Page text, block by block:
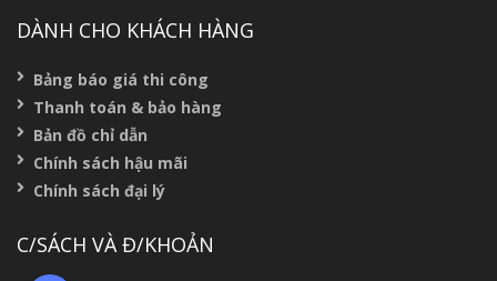
DÀNH CHO KHÁCH HÀNG
Bảng báo giá thi công
Thanh toán & bảo hàng
Bản đồ chỉ dẫn
Chính sách hậu mãi
Chính sách đại lý
C/SÁCH VÀ Đ/KHOẢN